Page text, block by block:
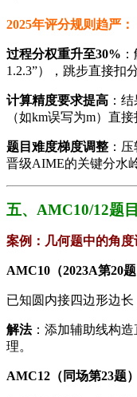
​2025年评分规则趋严：​
​过程分权重升至30%​
1.2.3”），跳步直接扣分
​计算精度要求提高​ ：
（如km误写为m）直接
​题目难度梯度调整​ ：
晋级AIME的关键分水岭
五、AMC10/12题
案例：几何题中的角度
​AMC10（2023A第20题
已知圆内接四边形边长
​解法​：添加辅助线构
理。
​AMC12（同场第23题）​